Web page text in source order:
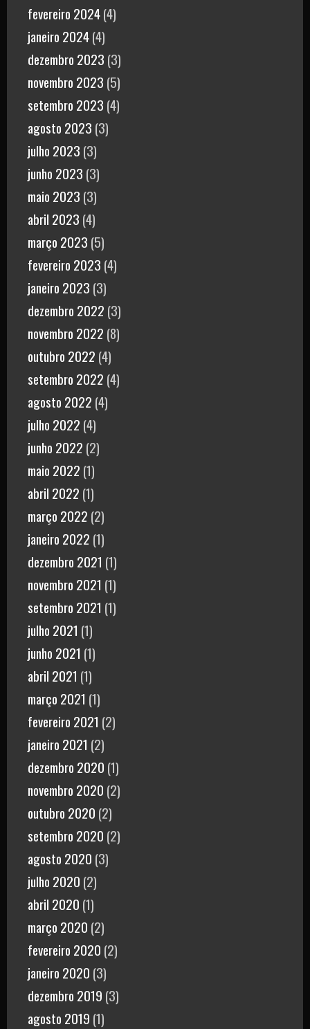
fevereiro 2024(4)
janeiro 2024(4)
dezembro 2023 (3)
novembro 2023 (5)
setembro 2023 (4)
agosto 2023 (3)
julho 2023 (3)
junho 2023 (3)
maio 2023 (3)
abril 2023 (4)
março 2023 (5)
fevereiro 2023 (4)
janeiro 2023 (3)
dezembro 2022 (3)
novembro 2022 (8)
outubro 2022 (4)
setembro 2022 (4)
agosto 2022 (4)
julho 2022 (4)
junho 2022 (2)
maio 2022 (1)
abril 2022 (1)
março 2022 (2)
janeiro 2022 (1)
dezembro 2021 (1)
novembro 2021 (1)
setembro 2021 (1)
julho 2021 (1)
junho 2021 (1)
abril 2021 (1)
março 2021 (1)
fevereiro 2021 (2)
janeiro 2021 (2)
dezembro 2020 (1)
novembro 2020 (2)
outubro 2020 (2)
setembro 2020 (2)
agosto 2020 (3)
julho 2020 (2)
abril 2020 (1)
março 2020 (2)
fevereiro 2020 (2)
janeiro 2020 (3)
dezembro 2019 (3)
agosto 2019 (1)